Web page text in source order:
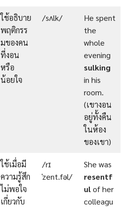
ใช้อธิบาย
พฤติกรร
มของคน
ที่งอน
หรือ
น้อยใจ
/sʌlk/
He spent
the
whole
evening
sulking
in his
room.
(เขางอน
อยู่ทั้งคืน
ในห้อง
ของเขา)
ใช้เมื่อมี
ความรู้สึก
ไม่พอใจ
เกี่ยวกับ
/rɪ
ˈzent.fəl/
She was
resentf
ulof her
colleagu